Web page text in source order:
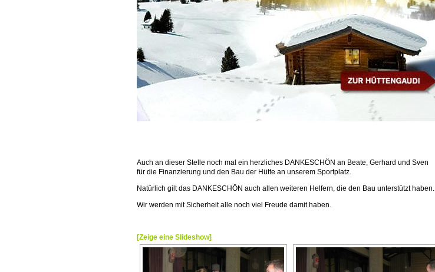
Auch an dieser Stelle noch mal ein herzliches DANKESCHÖN an Beate, Gerhard und Sven
für die Finanzierung und den Bau der Hütte an unserem Sportplatz.
Natürlich gilt das DANKESCHÖN auch allen weiteren Helfern, die den Bau unterstützt haben.
Wir werden mit Sicherheit alle noch viel Freude damit haben.
[Zeige eine Slideshow]